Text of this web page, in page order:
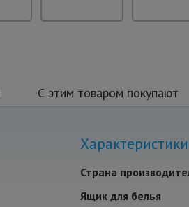
С этим товаром покупают
Характеристики
Страна
Ящик для белья